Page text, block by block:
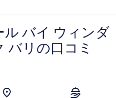
バイ ウィンダ
バリの口コミ